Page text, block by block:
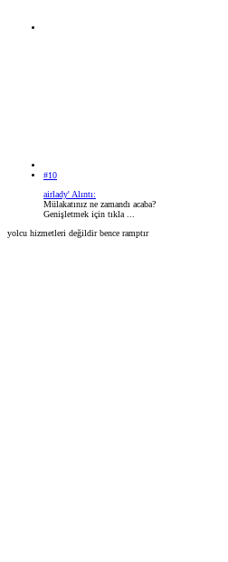
#10
airlady' Alıntı:
Mülakatınız ne zamandı acaba?
Genişletmek için tıkla ...
yolcu hizmetleri değildir bence ramptır